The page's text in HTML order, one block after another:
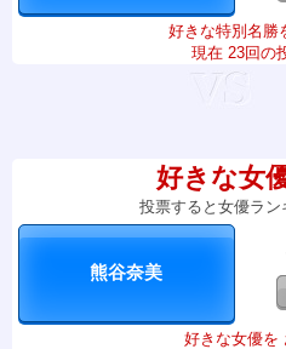
好きな特別名勝
現在 23回の
好きな女
投票すると女優ラン
好きな女優を